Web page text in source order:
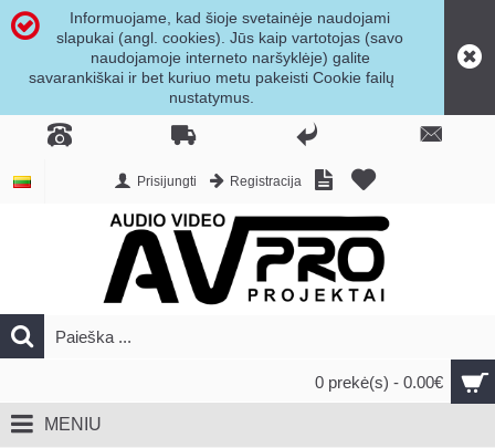
Informuojame, kad šioje svetainėje naudojami
slapukai (angl. cookies). Jūs kaip vartotojas (savo
naudojamoje interneto naršyklėje) galite
savarankiškai ir bet kuriuo metu pakeisti Cookie failų
nustatymus.
Prisijungti Registracija
0 prekė(s) - 0.00€
MENIU